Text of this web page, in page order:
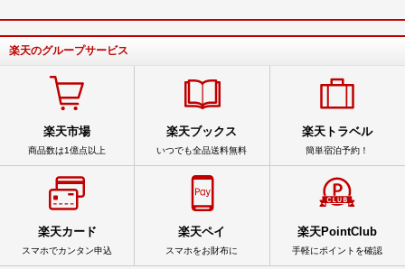
楽天のグループサービス
楽天市場
商品数は1億点以上
楽天ブックス
いつでも全品送料無料
楽天トラベル
簡単宿泊予約！
楽天カード
スマホでカンタン申込
楽天ペイ
スマホをお財布に
楽天PointClub
手軽にポイントを確認